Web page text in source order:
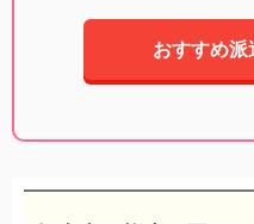
おすすめ派